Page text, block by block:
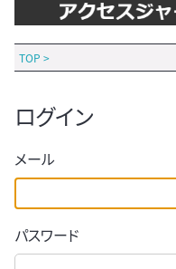
TOP >
ログイン
メール
パスワード